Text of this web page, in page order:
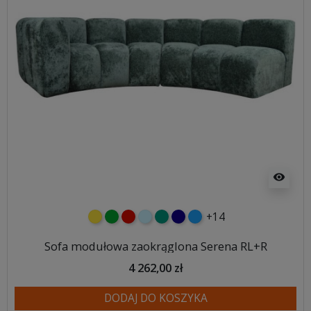
visibility
żółtyzielonyczerwony
błękitnyturkusowy
granatowy
niebieski
+14
Sofa modułowa zaokrąglona Serena RL+R
4 262,00 zł
DODAJ DO KOSZYKA